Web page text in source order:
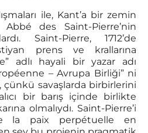
ile, Kant’a bir zemin
Abbé des Saint-Pierre’nin
Saint-Pierre, 1712’de
prens ve krallarına
adlı hayali bir yazar adı
– Avrupa Birliği” ni
çünkü savaşlarda birbirlerini
bir barış içinde birlikte
olmalıydı. Saint-Pierre’i
la paix perpétuelle en